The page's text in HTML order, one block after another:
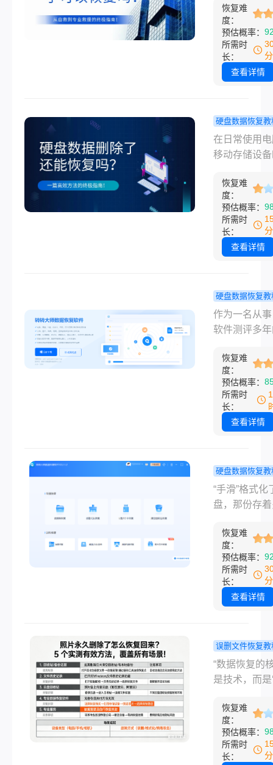
据呢？
用”，一点击
化，里面存
的照片、视
了
业救援的终
南来了！
肉跳的瞬间
不小心将存
文件、珍贵
工作资料的
式化了。无
病毒破坏，
都意味着操
认为这块硬
所有数据已被
空”，准备迎
数据。那么
不小心格式
以恢复吗？
是：有很大
以恢复，但
时。
恢复难
度：
预估概率：
所需时
长：
查看详情
硬盘数据恢复教
盘数据删除
能恢复吗？
方法的终极
南！
在日常使用
移动存储设
是一场“数字
无论是辛苦
论文、珍贵
照片，还是
商业合同，
核心问题浮
海：硬盘数
了还能恢复
恢复难
度：
预估概率：
所需时
长：
查看详情
硬盘数据恢复教
盘数据怎么
复？小编亲
全！
作为一名从
软件测评多
收到粉丝的
“硬盘数据怎
复？”“U盘格
文件还能找
数据丢失的
——毕竟，谁
历过重要文
贵照片或项
突然消失的
呢？但别担
过多年实践
结了多种高
方法，今天
篇干货，帮
危机！本文
解析每种方
作步骤、适
及注意事项
时提升数据
识。
恢复难
度：
预估概率：
所需时
长：
查看详情
硬盘数据恢复教
盘不小心格
了文件找的
据恢复的终
南！
“手滑”格式化
盘，那份存
片或毕业设
盘突然空空
——这无疑是
时代的一场
当恐慌袭来
件找的回来
案是：大概
以，但前提
须立刻停止
当操作，并
确的方法。
恢复难
度：
预估概率：
所需时
长：
查看详情
误删文件恢复教
片永久删除
么恢复回来
覆盖所有场
“数据恢复的
是技术，而是
操作，找回
低。” 作为深
软件测评 8
主，我见过
恢复难
度：
预估概率：
所需时
长：